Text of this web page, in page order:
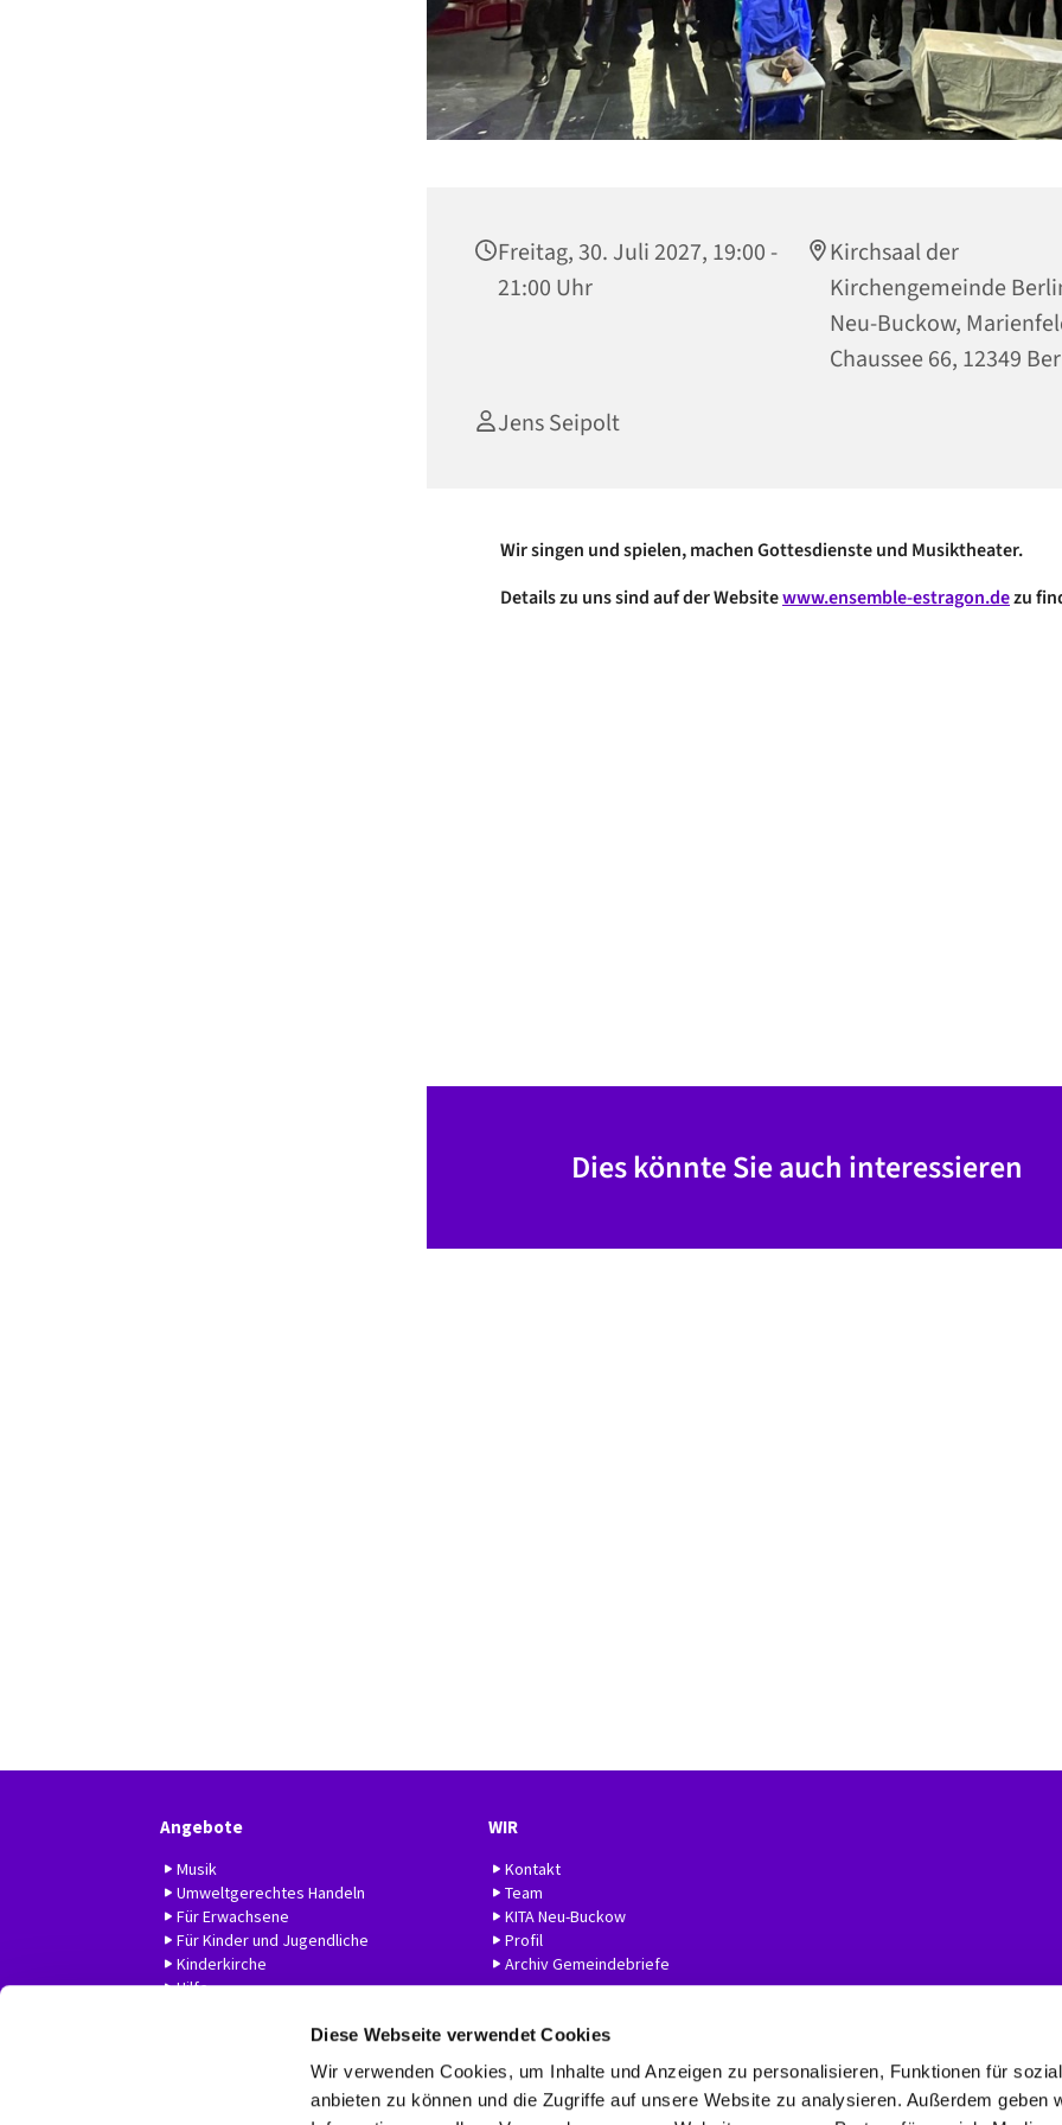
Diese Webseite verwendet Cookies
Wir verwenden Cookies, um Inhalte und Anzeigen zu personalisieren, Funktionen für
anbieten zu können und die Zugriffe auf unsere Website zu analysieren. Außerdem geben
Freitag, 30. Juli 2027, 19:00 -
21:00 Uhr
Kirchsaal der
Kirchengemeinde
Neu-Buckow,
Chaussee 66, 12349
Jens Seipolt
Wir singen und spielen, machen Gottesdienste und Musiktheater.
Details zu uns sind auf der Websitewww.ensemble-estragon.dezu
Dies könnte Sie auch interessieren
Angebote
Musik
Umweltgerechtes Handeln
Für Erwachsene
Für Kinder und Jugendliche
Kinderkirche
Hilfe
WIR
Kontakt
Team
KITA Neu-Buckow
Profil
Archiv Gemeindebriefe